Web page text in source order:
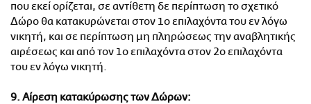
που εκεί ορίζεται, σε αντίθετη δε περίπτωση το σχετικό
Δώρο θα κατακυρώνεται στον 1ο επιλαχόντα του εν λόγω
νικητή, και σε περίπτωση μη πληρώσεως την αναβλητικής
αιρέσεως και από τον 1ο επιλαχόντα στον 2ο επιλαχόντα
του εν λόγω νικητή.
9. Αίρεση κατακύρωσης των Δώρων: